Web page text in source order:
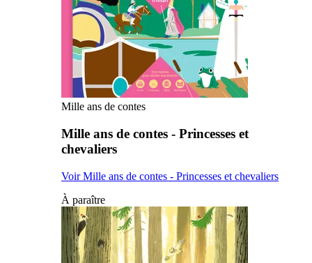
Mille ans de contes
Mille ans de contes - Princesses et
chevaliers
Voir Mille ans de contes - Princesses et chevaliers
À paraître